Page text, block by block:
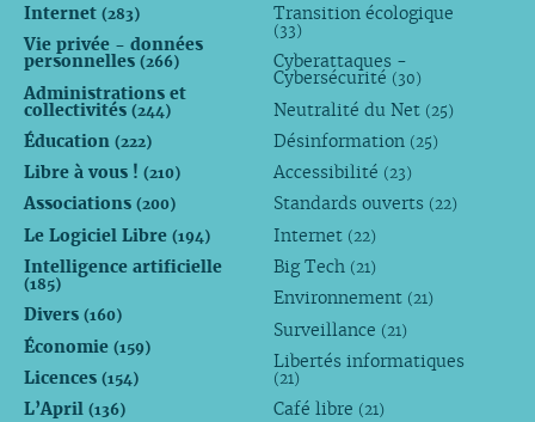
Internet (283)
Vie privée - données
personnelles (266)
Administrations et
collectivités (244)
Éducation (222)
Libre à vous ! (210)
Associations (200)
Le Logiciel Libre (194)
Intelligence artificielle
(185)
Divers (160)
Économie (159)
Licences (154)
L’April (136)
Transition écologique
(33)
Cyberattaques -
Cybersécurité (30)
Neutralité du Net (25)
Désinformation (25)
Accessibilité (23)
Standards ouverts (22)
Internet (22)
Big Tech (21)
Environnement (21)
Surveillance (21)
Libertés informatiques
(21)
Café libre (21)